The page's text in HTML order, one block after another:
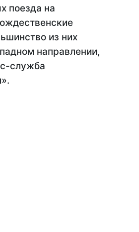
поезда на
из них
направлении,
служба